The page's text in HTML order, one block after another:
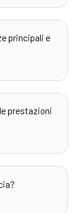
principali e
prestazioni